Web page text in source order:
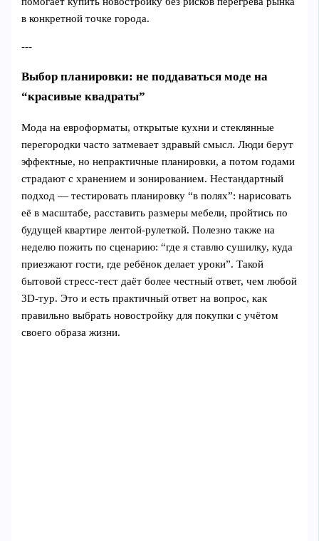
в конкретной точке города.
---
Выбор планировки: не поддаваться моде на
“красивые квадраты”
Мода на евроформаты, открытые кухни и стеклянные
перегородки часто затмевает здравый смысл. Люди берут
эффектные, но непрактичные планировки, а потом годами
страдают с хранением и зонированием. Нестандартный
подход — тестировать планировку “в полях”: нарисовать
её в масштабе, расставить размеры мебели, пройтись по
будущей квартире лентой-рулеткой. Полезно также на
неделю пожить по сценарию: “где я ставлю сушилку, куда
приезжают гости, где ребёнок делает уроки”. Такой
бытовой стресс-тест даёт более честный ответ, чем любой
3D-тур. Это и есть практичный ответ на вопрос, как
правильно выбрать новостройку для покупки с учётом
своего образа жизни.